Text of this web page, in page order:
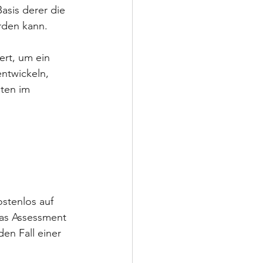
derer die
kann.
um ein
im
auf
Assessment
Fall einer